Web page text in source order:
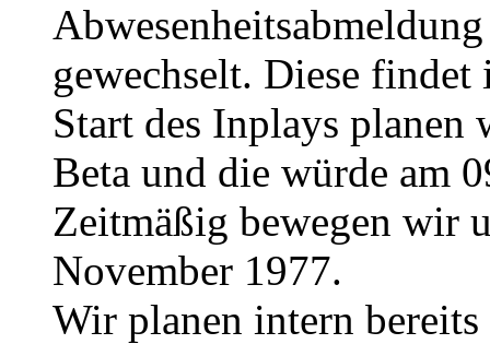
gewechselt. Diese
Start des Inplays
Beta und die würde am
Zeitmäßig bewegen wir
November 1977.
Wir planen intern